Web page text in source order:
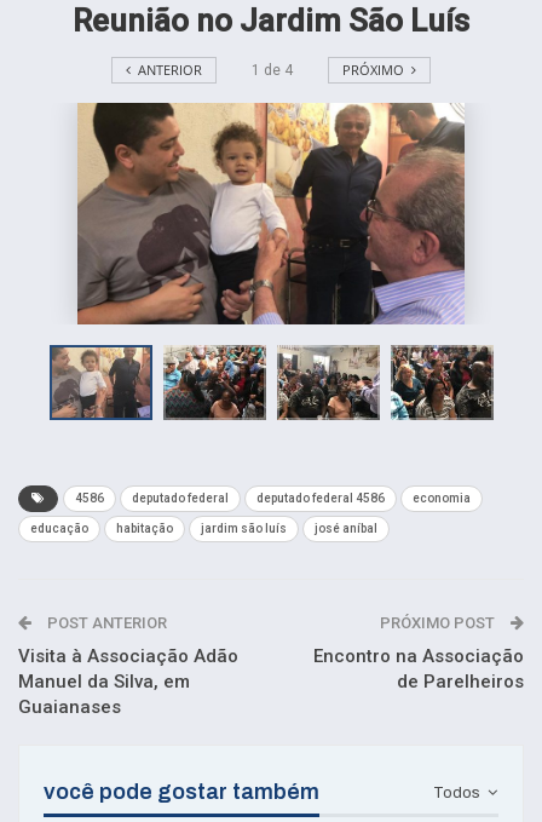
Reunião no Jardim São Luís
ANTERIOR 1 de 4 PRÓXIMO
4586 deputado federal deputado federal 4586 economia
educação habitação jardim são luís josé aníbal
POST ANTERIOR
Visita à Associação Adão
Manuel da Silva, em
Guaianases
PRÓXIMO POST
Encontro na Associação
de Parelheiros
Todos
você pode gostar também